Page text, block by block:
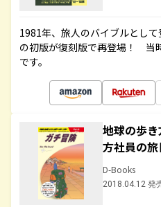
1981年、旅人のバイブルとし
の初版が復刻版で再登場！ 当
です。
地球の歩
方社員の
D-Books
2018.04.12 発